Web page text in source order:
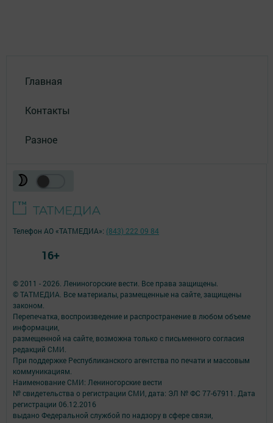
Главная
Контакты
Разное
© 2011 - 2026. Лениногорские вести. Все права защищены.
© ТАТМЕДИА. Все материалы, размещенные на сайте, защищены
законом.
Перепечатка, воспроизведение и распространение в любом объеме
информации,
размещенной на сайте, возможна только с письменного согласия
редакций СМИ.
При поддержке Республиканского агентства по печати и массовым
коммуникациям.
Наименование СМИ: Лениногорские вести
№ свидетельства о регистрации СМИ, дата: ЭЛ № ФС 77-67911. Дата
регистрации 06.12.2016
выдано Федеральной службой по надзору в сфере связи,
Телефон АО «ТАТМЕДИА»: (843) 222 09 84
16+